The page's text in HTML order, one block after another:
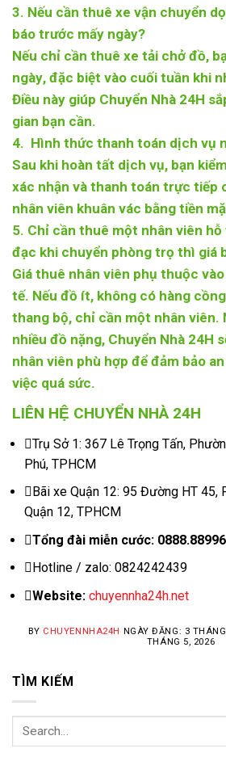
3. Nếu cần thuê xe vận chuyển
báo trước mấy ngày?
Nếu chỉ cần thuê xe tải chở đồ,
ngày, đặc biệt vào cuối tuần khi
Điều này giúp Chuyển Nhà 24H
gian bạn cần.
4. Hình thức thanh toán dịch vụ
Sau khi hoàn tất dịch vụ, bạn
xác nhận và thanh toán trực tiếp
nhân viên khuân vác bằng tiền
5. Chỉ cần thuê một nhân viên
đạc khi chuyển phòng trọ thì giá
Giá thuê nhân viên phụ thuộc vào
tế. Nếu đồ ít, không có hàng
thang bộ, chỉ cần một nhân viên.
nhiều đồ nặng, Chuyển Nhà 24H
nhân viên phù hợp để đảm bảo
việc quá sức.
LIÊN HỆ CHUYỂN NHÀ 24H
Trụ Sở 1: 367 Lê Trọng Tấn,
Phú, TPHCM
Bãi xe Quận 12: 95 Đường HT 45,
Quận 12, TPHCM
Tổng đài miễn cước:
Hotline / zalo: 0824242439
Website: chuyennha24h.net
BY CHUYENNHA24H NGÀY ĐĂNG: 3
THÁNG 5, 2026
TÌM KIẾM